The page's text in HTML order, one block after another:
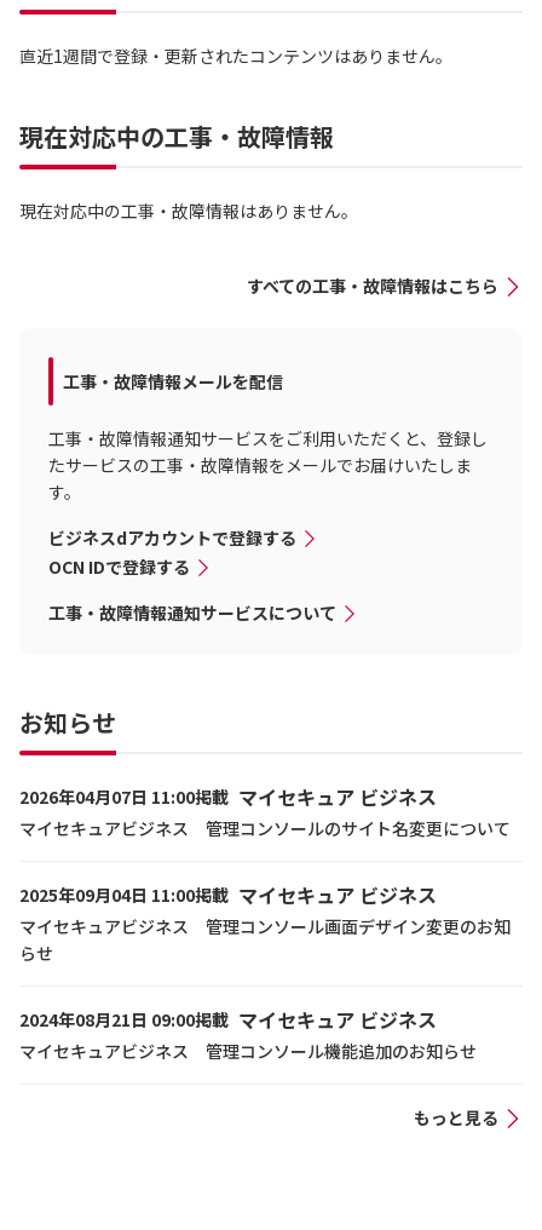
直近1週間で登録・更新されたコンテンツはありません。
現在対応中の工事・故障情報
現在対応中の工事・故障情報はありません。
すべての工事・故障情報はこちら
工事・故障情報メールを配信
工事・故障情報通知サービスをご利用いただくと、登録し
たサービスの工事・故障情報をメールでお届けいたしま
す。
ビジネスdアカウントで登録する
OCN IDで登録する
工事・故障情報通知サービスについて
お知らせ
2026年04月07日 11:00掲載 マイセキュア ビジネス
マイセキュアビジネス 管理コンソールのサイト名変更について
2025年09月04日 11:00掲載 マイセキュア ビジネス
マイセキュアビジネス 管理コンソール画面デザイン変更のお知
らせ
2024年08月21日 09:00掲載 マイセキュア ビジネス
マイセキュアビジネス 管理コンソール機能追加のお知らせ
もっと見る